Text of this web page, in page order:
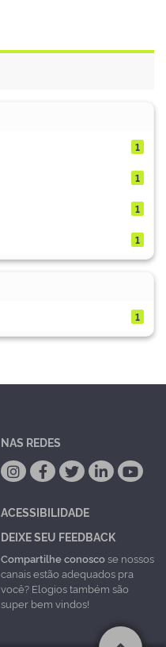
1
1
1
1
1
NAS REDES
ACESSIBILIDADE
DEIXE SEU FEEDBACK
Compartilhe conoscose nossos
canais estão adequados pra
você? Elogios também são
super bem vindos!